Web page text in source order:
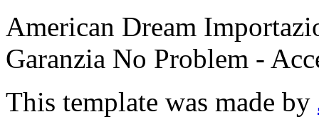
American Dream
Garanzia No Problem -
This template was made by